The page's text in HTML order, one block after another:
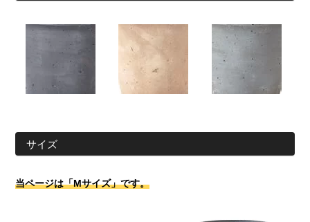
サイズ
当ページは「Mサイズ」です。